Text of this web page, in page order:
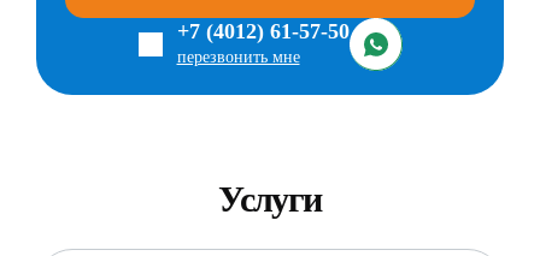
+7 (4012) 61-57-50
перезвонить мне
Услуги